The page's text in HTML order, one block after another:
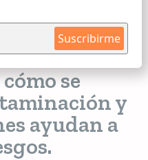
Suscribirme
alimentos
se
y
ayudan a